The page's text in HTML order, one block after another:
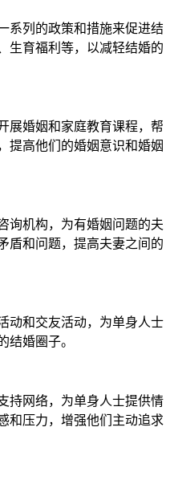
系列的政策和措施来促进结
生育福利等，以减轻结婚的
展婚姻和家庭教育课程，帮
提高他们的婚姻意识和婚姻
询机构，为有婚姻问题的夫
盾和问题，提高夫妻之间的
动和交友活动，为单身人士
结婚圈子。
持网络，为单身人士提供情
和压力，增强他们主动追求